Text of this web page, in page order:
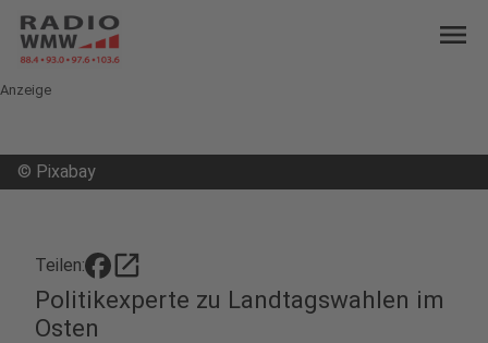
menu
Anzeige
© Pixabay
Teilen: open_in_new
Politikexperte zu Landtagswahlen im
Osten